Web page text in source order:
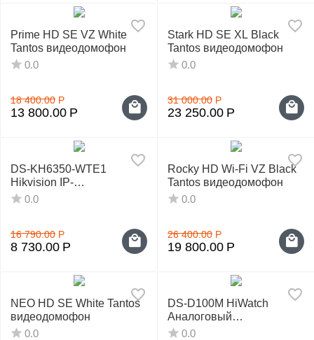
Prime HD SE VZ White
Tantos видеодомофон
0.0
18 400.00 Р
13 800.00 Р
Stark HD SE XL Black
Tantos видеодомофон
0.0
31 000.00 Р
23 250.00 Р
DS-KH6350-WTE1
Hikvision IP-
видеодомофон
0.0
16 790.00 Р
8 730.00 Р
Rocky HD Wi-Fi VZ Black
Tantos видеодомофон
0.0
26 400.00 Р
19 800.00 Р
NEO HD SE White Tantos
видеодомофон
0.0
DS-D100M HiWatch
Аналоговый
видеодомофон
0.0